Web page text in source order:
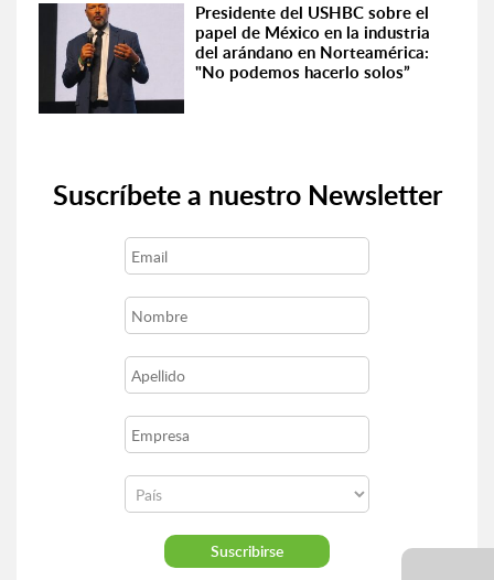
Presidente del USHBC sobre el
papel de México en la industria
del arándano en Norteamérica:
"No podemos hacerlo solos”
Suscríbete a nuestro Newsletter